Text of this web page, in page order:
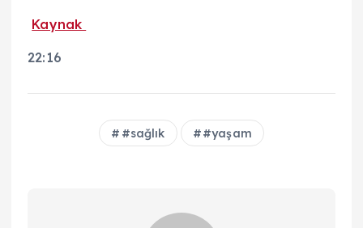
Kaynak
22:16
#sağlık #yaşam